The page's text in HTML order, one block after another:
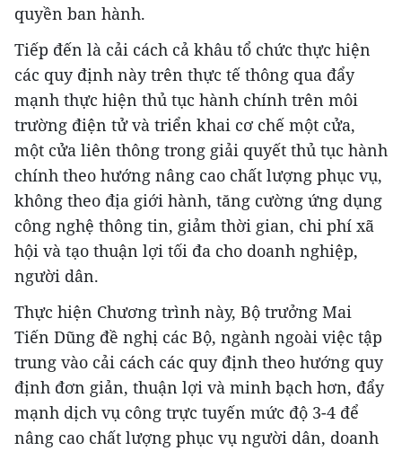
quyền ban hành.
Tiếp đến là cải cách cả khâu tổ chức thực hiện
các quy định này trên thực tế thông qua đẩy
mạnh thực hiện thủ tục hành chính trên môi
trường điện tử và triển khai cơ chế một cửa,
một cửa liên thông trong giải quyết thủ tục hành
chính theo hướng nâng cao chất lượng phục vụ,
không theo địa giới hành, tăng cường ứng dụng
công nghệ thông tin, giảm thời gian, chi phí xã
hội và tạo thuận lợi tối đa cho doanh nghiệp,
người dân.
Thực hiện Chương trình này, Bộ trưởng Mai
Tiến Dũng đề nghị các Bộ, ngành ngoài việc tập
trung vào cải cách các quy định theo hướng quy
định đơn giản, thuận lợi và minh bạch hơn, đẩy
mạnh dịch vụ công trực tuyến mức độ 3-4 để
nâng cao chất lượng phục vụ người dân, doanh